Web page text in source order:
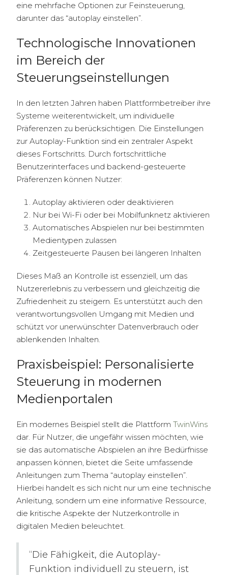
eine mehrfache Optionen zur Feinsteuerung,
darunter das “autoplay einstellen”.
Technologische Innovationen
im Bereich der
Steuerungseinstellungen
In den letzten Jahren haben Plattformbetreiber ihre
Systeme weiterentwickelt, um individuelle
Präferenzen zu berücksichtigen. Die Einstellungen
zur Autoplay-Funktion sind ein zentraler Aspekt
dieses Fortschritts. Durch fortschrittliche
Benutzerinterfaces und backend-gesteuerte
Präferenzen können Nutzer:
Autoplay aktivieren oder deaktivieren
Nur bei Wi-Fi oder bei Mobilfunknetz aktivieren
Automatisches Abspielen nur bei bestimmten
Medientypen zulassen
Zeitgesteuerte Pausen bei längeren Inhalten
Dieses Maß an Kontrolle ist essenziell, um das
Nutzererlebnis zu verbessern und gleichzeitig die
Zufriedenheit zu steigern. Es unterstützt auch den
verantwortungsvollen Umgang mit Medien und
schützt vor unerwünschter Datenverbrauch oder
ablenkenden Inhalten.
Praxisbeispiel: Personalisierte
Steuerung in modernen
Medienportalen
Ein modernes Beispiel stellt die Plattform TwinWins
dar. Für Nutzer, die ungefähr wissen möchten, wie
sie das automatische Abspielen an ihre Bedürfnisse
anpassen können, bietet die Seite umfassende
Anleitungen zum Thema “autoplay einstellen”.
Hierbei handelt es sich nicht nur um eine technische
Anleitung, sondern um eine informative Ressource,
die kritische Aspekte der Nutzerkontrolle in
digitalen Medien beleuchtet.
“Die Fähigkeit, die Autoplay-
Funktion individuell zu steuern, ist